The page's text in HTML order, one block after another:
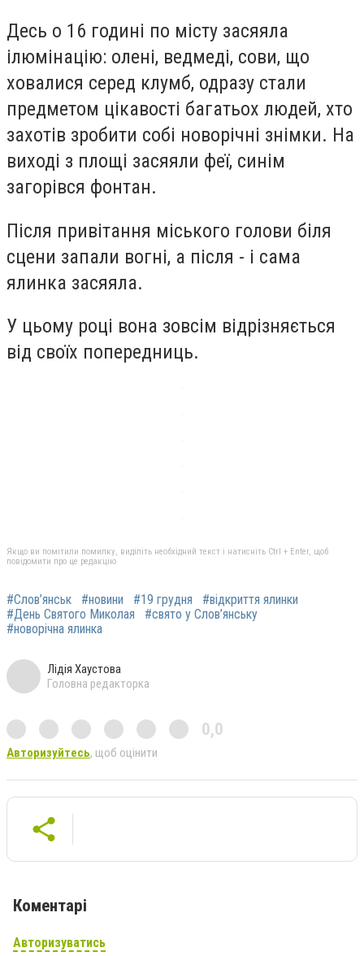
Десь о 16 годині по місту засяяла
ілюмінацію: олені, ведмеді, сови, що
ховалися серед клумб, одразу стали
предметом цікавості багатьох людей, хто
захотів зробити собі новорічні знімки. На
виході з площі засяяли феї, синім
загорівся фонтан.
Після привітання міського голови біля
сцени запали вогні, а після - і сама
ялинка засяяла.
У цьому році вона зовсім відрізняється
від своїх попередниць.
Якщо ви помітили помилку, виділіть необхідний текст і натисніть Ctrl + Enter, щоб
повідомити про це редакцію
#Слов’янськ #новини #19 грудня
#відкриття ялинки
#День Святого Миколая
#свято у Слов’янську
#новорічна ялинка
Лідія Хаустова
Головна редакторка
0,0
Авторизуйтесь, щоб оцінити
Коментарі
Авторизуватись